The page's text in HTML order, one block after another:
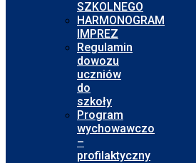
SZKOLNEGO
HARMONOGRAM
IMPREZ
Regulamin
dowozu
uczniów
do
szkoły
Program
wychowawczo
–
profilaktyczny